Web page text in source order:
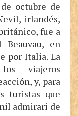
octubre de
irlandés,
fue a
en
por Italia. La
viajeros
y, para
turistas que
admirari de